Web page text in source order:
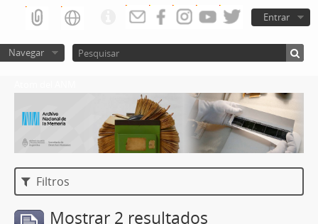
Entrar
Navegar
Filtros
Mostrar 2 resultados